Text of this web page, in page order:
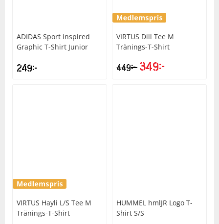
ADIDAS Sport inspired
Graphic T-Shirt Junior
249kr
VIRTUS Dill Tee M
Tränings-T-Shirt
449kr 349kr
VIRTUS Hayli L/S Tee M
Tränings-T-Shirt
HUMMEL hmlJR Logo T-
Shirt S/S